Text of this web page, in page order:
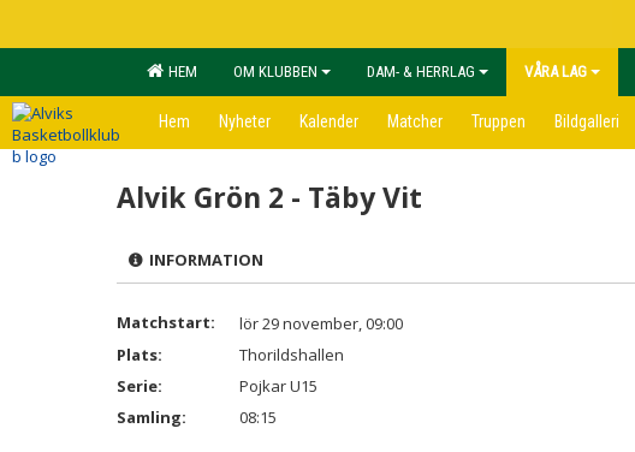
HEM OM KLUBBEN DAM- & HERRLAG VÅRA LAG
Hem Nyheter Kalender Matcher Truppen Bildgalleri
Alvik Grön 2 - Täby Vit
INFORMATION
Matchstart:
lör 29 november, 09:00
Plats:
Thorildshallen
Serie:
Pojkar U15
Samling:
08:15